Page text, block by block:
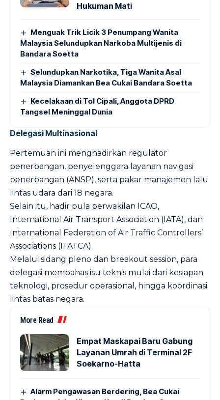
Hukuman Mati
Menguak Trik Licik 3 Penumpang Wanita
Malaysia Selundupkan Narkoba Multijenis di
Bandara Soetta
Selundupkan Narkotika, Tiga Wanita Asal
Malaysia Diamankan Bea Cukai Bandara Soetta
Kecelakaan di Tol Cipali, Anggota DPRD
Tangsel Meninggal Dunia
Delegasi Multinasional
Pertemuan ini menghadirkan regulator
penerbangan, penyelenggara layanan navigasi
penerbangan (ANSP), serta pakar manajemen lalu
lintas udara dari 18 negara.
Selain itu, hadir pula perwakilan ICAO,
International Air Transport Association (IATA), dan
International Federation of Air Traffic Controllers’
Associations (IFATCA).
Melalui sidang pleno dan breakout session, para
delegasi membahas isu teknis mulai dari kesiapan
teknologi, prosedur operasional, hingga koordinasi
lintas batas negara.
More Read
Empat Maskapai Baru Gabung
Layanan Umrah di Terminal 2F
Soekarno-Hatta
Alarm Pengawasan Berdering, Bea Cukai